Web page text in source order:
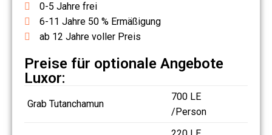
0-5 Jahre frei
6-11 Jahre 50 % Ermäßigung
ab 12 Jahre voller Preis
Preise für optionale Angebote
Luxor:
Grab Tutanchamun
700 LE
/Person